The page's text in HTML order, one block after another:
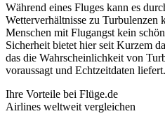
Während eines Fluges kann es
Wetterverhältnisse zu
Menschen mit Flugangst kein
Sicherheit bietet hier seit Kurzem
das die Wahrscheinlichkeit von
voraussagt und Echtzeitdaten liefert.
Ihre Vorteile bei Flüge.de
Airlines weltweit vergleichen